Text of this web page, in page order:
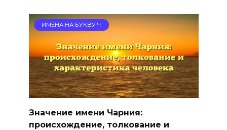
ИМЕНА НА БУКВУ Ч
Значение имени Чарния:
происхождение, толкование и